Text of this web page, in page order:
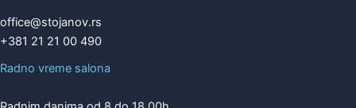
office@stojanov.rs
+381 21 21 00 490
Radno vreme salona